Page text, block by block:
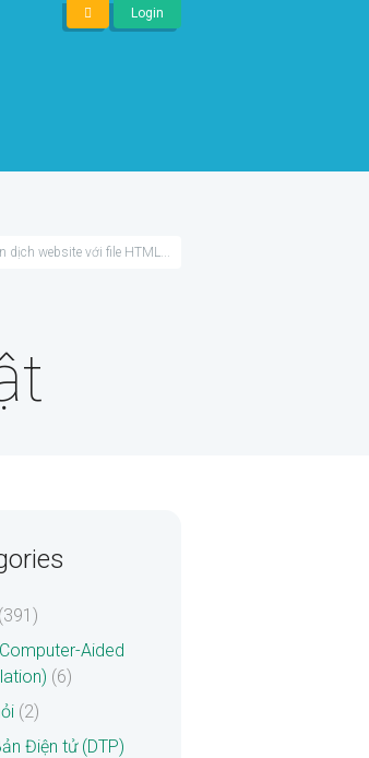
Login
dịch website với file HTML...
(391)
Aided
(6)
(2)
Điện tử (DTP)